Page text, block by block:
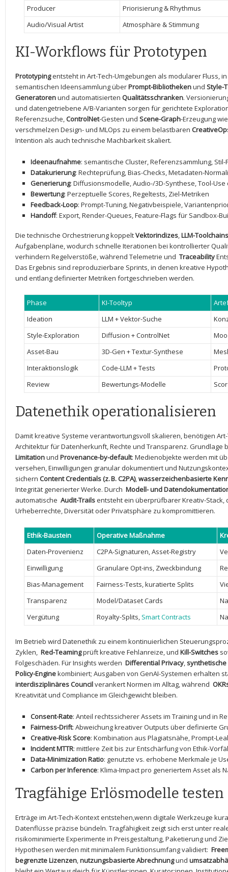
Producer
Priorisierung ⁢& Rhythmus
Audio/Visual Artist
Atmosphäre & Stimmung
KI-Workflows für Prototypen
Prototypingentsteht in Art-Tech-Umgebungen als ‌modularer Fluss,
semantischen Ideensammlung überPrompt-Bibliothekenund Style-
Generatorenund automatisierten Qualitätsschranken.⁣
‍und datengetriebene A/B-Varianten sorgen für ⁢gerichtete
Referenzsuche,⁤ControlNet-Gesten und Scene-Graph-Erzeugung
verschmelzen Design- und MLOps zu einem belastbaren
Intention als auch ⁤technische Machbarkeit skaliert.
Ideenaufnahme: semantische Cluster, Referenzsammlung, Stil-
Datakurierung: Rechteprüfung, Bias-Checks, Metadaten-
Generierung: Diffusionsmodelle, Audio-/3D-Synthese, Tool-
Bewertung: Perzeptuelle ‌Scores, Regeltests, Ziel-Metriken
Feedback-Loop: ‍Prompt-Tuning, Negativbeispiele,
Handoff: Export, Render-Queues, Feature-Flags für Sandbox-
Die technische Orchestrierung koppeltVektorindizes,LLM-Toolchains
Aufgabenpläne, wodurch schnelle‍ Iterationen⁤ bei kontrollierter
verhindern Regelverstöße, während⁢ Telemetrie und ⁢ Traceability
Das Ergebnis sind reproduzierbare‌ Sprints, ⁢in denen kreative
und entlang definierter Metriken fortgeschrieben werden.
Phase KI-Tooltyp
Ideation
LLM + Vektor-Suche
Style-Exploration
Diffusion + ControlNet
Asset-Bau
3D-Gen + Textur-Synthese
Interaktionslogik
Code-LLM + Tests
Review
Bewertungs-Modelle
Datenethik operationalisieren
Damit kreative ​Systeme verantwortungsvoll skalieren, benötigen
Architektur für⁣ Datenherkunft, ⁤Rechte und Transparenz. Grundlage
Limitation⁢und Provenance-by-default: Medienobjekte werden mit
versehen, Einwilligungen ‌granular dokumentiert und
sichern Content⁤ Credentials (z. B.‌ C2PA),wasserzeichenbasierte
Integrität generierter Werke. Durch ‍ Modell- und
automatische ⁣ Audit-Trailsentsteht ein ‍überprüfbarer⁢ Kreativ-Stack,
Urheberrechte, Diversität oder Privatsphäre zu kompromittieren.
Ethik-Baustein Operative ‍Maßnahme
Daten-Provenienz
C2PA-Signaturen,⁢ Asset-Registry
Einwilligung
Granulare Opt-ins, ⁤Zweckbindung
Bias-Management
Fairness-Tests, kuratierte Splits
Transparenz
Model/Dataset Cards
Vergütung
Royalty-Splits, Smart Contracts
Im Betrieb wird Datenethik zu einem kontinuierlichen
Zyklen, ‍ Red-Teamingprüft kreative ⁢Fehlanreize, und Kill-Switches
Folgeschäden. Für Insights werden ‍ Differential Privacy,
Policy-Enginekombiniert;⁢ Ausgaben von​ GenAI-Systemen erhalten
interdisziplinäres Councilverankert​ Normen im Alltag, während ⁣
‌Kreativität und Compliance im ​Gleichgewicht bleiben.
Consent-Rate: ⁤Anteil rechtssicherer Assets⁣ im Training und in
Fairness-Drift: Abweichung kreativer Outputs über definierte
Creative-Risk ⁢Score: Kombination​ aus Plagiatsnähe, Prompt-
Incident MTTR: mittlere Zeit bis zur Entschärfung von ‍Ethik-
Data-Minimization Ratio: genutzte vs. erhobene Merkmale je
Carbon per Inference: Klima-Impact pro generiertem Asset ⁤als
Tragfähige Erlösmodelle⁣ testen
Erträge im Art-Tech-Kontext ‍entstehen,wenn digitale⁢ Werkzeuge
Datenflüsse präzise bündeln. Tragfähigkeit zeigt sich erst unter
risikominimierte Experimente in ​Preisgestaltung, Paketierung⁢ und
Hypothesen werden mit ⁣minimalem ‍Funktionsumfang validiert: ​
begrenzte Lizenzen,‌nutzungsbasierte Abrechnungund